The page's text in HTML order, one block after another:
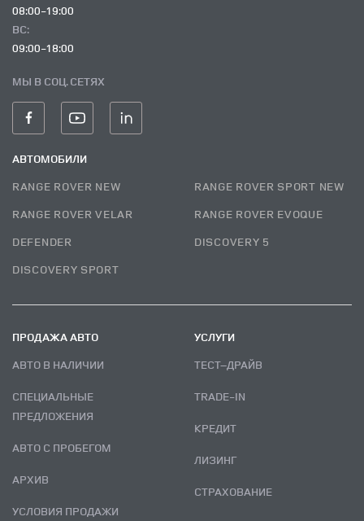
08:00-19:00
ВC:
09:00-18:00
МЫ В СОЦ. СЕТЯХ
АВТОМОБИЛИ
RANGE ROVER NEW
RANGE ROVER SPORT NEW
RANGE ROVER VELAR
RANGE ROVER EVOQUE
DEFENDER
DISCOVERY 5
DISCOVERY SPORT
ПРОДАЖА АВТО
АВТО В НАЛИЧИИ
СПЕЦИАЛЬНЫЕ
ПРЕДЛОЖЕНИЯ
АВТО С ПРОБЕГОМ
АРХИВ
УСЛОВИЯ ПРОДАЖИ
УСЛУГИ
ТЕСТ–ДРАЙВ
TRADE-IN
КРЕДИТ
ЛИЗИНГ
СТРАХОВАНИЕ